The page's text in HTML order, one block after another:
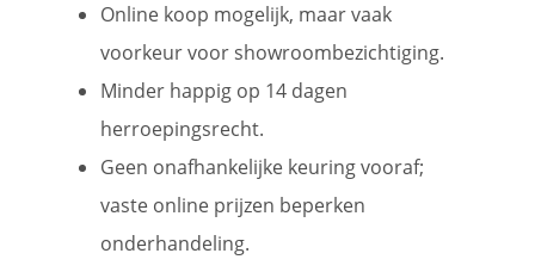
Online koop mogelijk, maar vaak
voorkeur voor showroombezichtiging.
Minder happig op 14 dagen
herroepingsrecht.
Geen onafhankelijke keuring vooraf;
vaste online prijzen beperken
onderhandeling.